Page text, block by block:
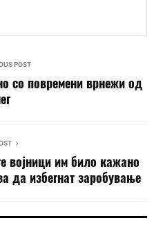
POST
со повремени врнежи од
војници им било кажано
да избегнат заробување